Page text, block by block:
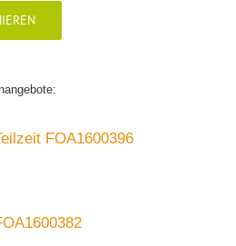
FOA1600396